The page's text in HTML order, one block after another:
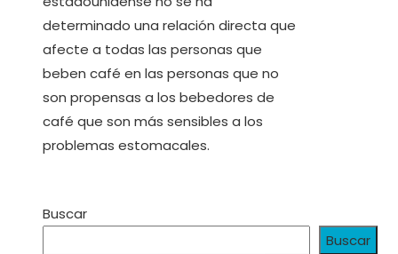
determinado una relación directa que
afecte a todas las personas que
beben café en las personas que no
son propensas a los bebedores de
café que son más sensibles a los
problemas estomacales.
Buscar
Buscar